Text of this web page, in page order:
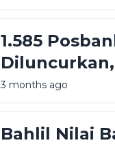
1.585
Hukum Kini
3 months ago
Bahlil Nilai